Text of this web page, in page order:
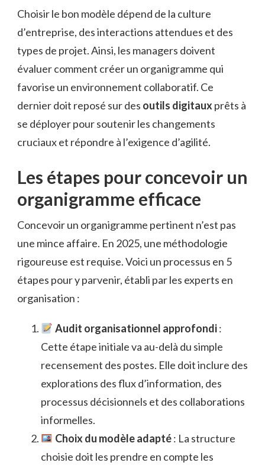
Choisir le bon modèle dépend de la culture
d’entreprise, des interactions attendues et des
types de projet. Ainsi, les managers doivent
évaluer comment créer un organigramme qui
favorise un environnement collaboratif. Ce
dernier doit reposé sur des outils digitaux prêts à
se déployer pour soutenir les changements
cruciaux et répondre à l’exigence d’agilité.
Les étapes pour concevoir un
organigramme efficace
Concevoir un organigramme pertinent n’est pas
une mince affaire. En 2025, une méthodologie
rigoureuse est requise. Voici un processus en 5
étapes pour y parvenir, établi par les experts en
organisation :
Audit organisationnel approfondi:
Cette étape initiale va au-delà du simple
recensement des postes. Elle doit inclure des
explorations des flux d’information, des
processus décisionnels et des collaborations
informelles.
Choix du modèle adapté: La structure
choisie doit les prendre en compte les